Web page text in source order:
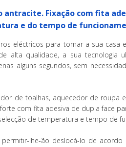
Fixação com fita
e do tempo de
eléctricos para tornar a sua casa
alta qualidade, a sua tecnologia
alguns segundos, sem
de toalhas, aquecedor de roupa
com fita adesiva de dupla face
de temperatura e tempo de
permitir-lhe-ão deslocá-lo de